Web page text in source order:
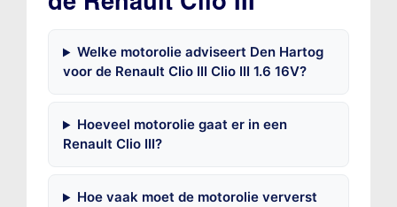
Welke motorolie adviseert Den Hartog
voor de Renault Clio III Clio III 1.6 16V?
Hoeveel motorolie gaat er in een
Renault Clio III?
Hoe vaak moet de motorolie ververst